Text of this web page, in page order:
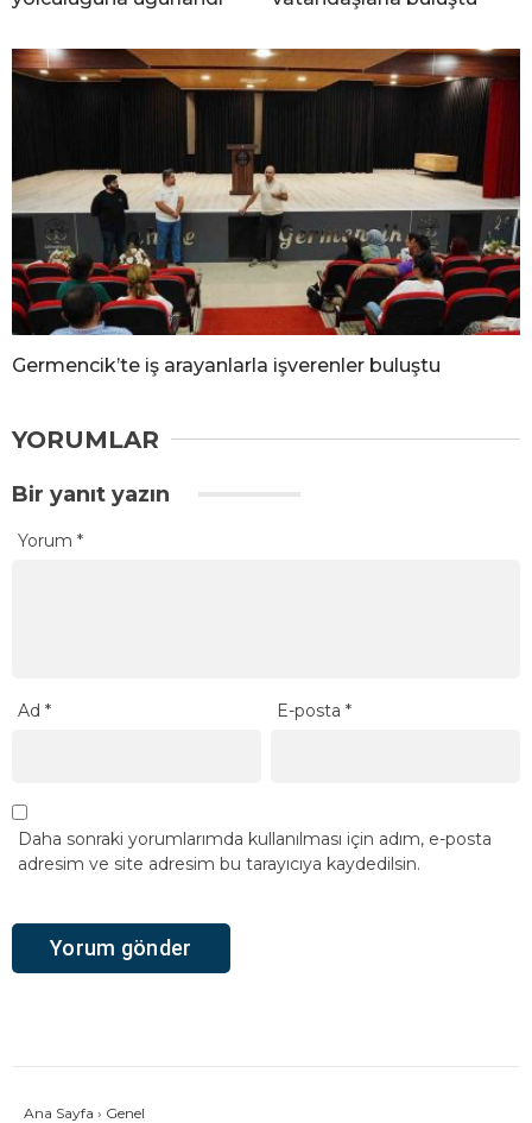
Germencik’te iş arayanlarla işverenler buluştu
YORUMLAR
Bir yanıt yazın
Yorum *
Ad * E-posta*
Daha sonraki yorumlarımda kullanılması için adım, e-posta
adresim ve site adresim bu tarayıcıya kaydedilsin.
Ana Sayfa › Genel